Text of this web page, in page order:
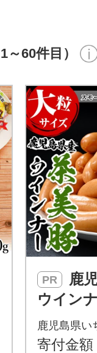
～60件目）
PR
ウイン
合せ
g
鹿児島県い
寄付金額